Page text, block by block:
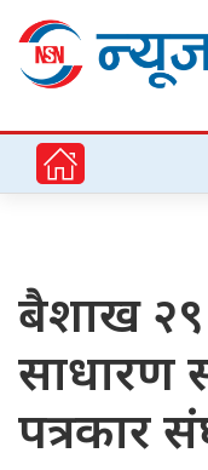
बैशाख २९
साधारण
पत्रकार